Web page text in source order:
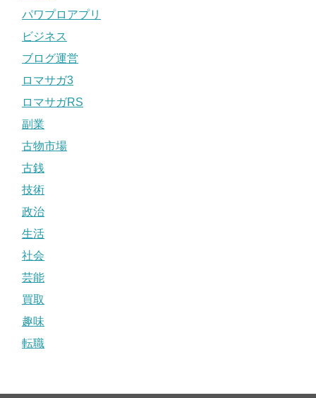
パワプロアプリ
ビジネス
ブログ運営
ロマサガ3
ロマサガRS
副業
古物市場
古銭
技術
政治
生活
社会
芸能
買取
趣味
転職